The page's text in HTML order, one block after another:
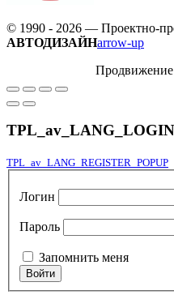
© 1990 - 2026 — Проектно-
АВТОДИЗАЙНarrow-up
TPL_av_LANG_REGISTER_POPUP
Логин
Пароль
Запомнить меня